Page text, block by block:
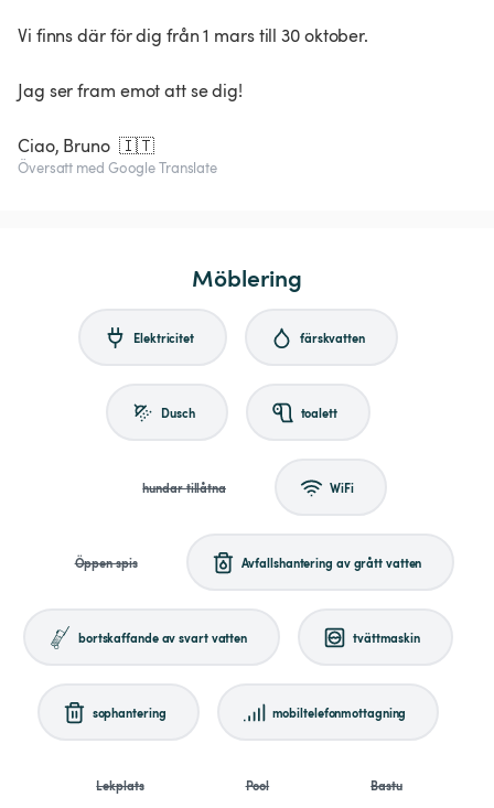
Vi finns där för dig från 1 mars till 30 oktober.
Jag ser fram emot att se dig!
Ciao, Bruno 🇮🇹
Översatt med Google Translate
Möblering
Elektricitet färskvatten
Dusch toalett
hundar tillåtna WiFi
Öppen spis Avfallshantering av grått vatten
bortskaffande av svart vatten tvättmaskin
sophantering mobiltelefonmottagning
Lekplats Pool Bastu